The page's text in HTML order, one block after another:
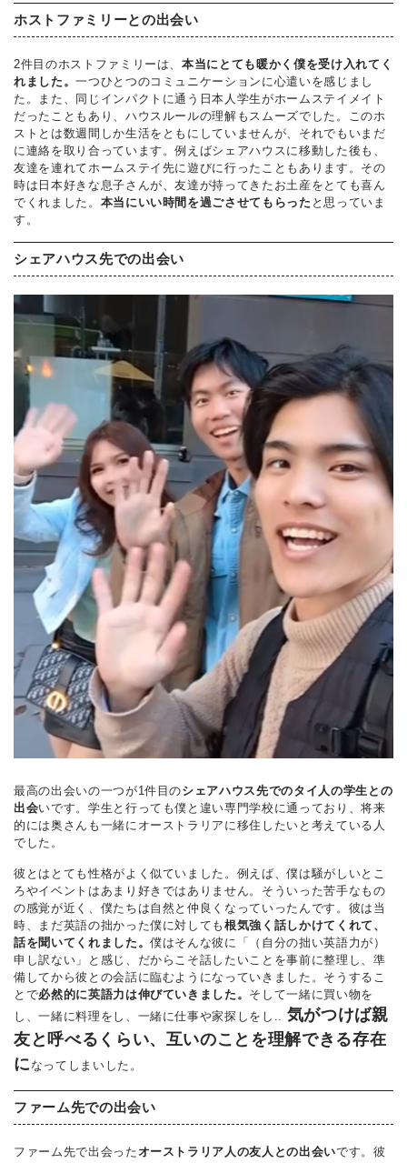
ホストファミリーとの出会い
2件目のホストファミリーは、本当にとても暖かく僕を受け入れてく
れました。一つひとつのコミュニケーションに心遣いを感じまし
た。また、同じインパクトに通う日本人学生がホームステイメイト
だったこともあり、ハウスルールの理解もスムーズでした。このホ
ストとは数週間しか生活をともにしていませんが、それでもいまだ
に連絡を取り合っています。例えばシェアハウスに移動した後も、
友達を連れてホームステイ先に遊びに行ったこともあります。その
時は日本好きな息子さんが、友達が持ってきたお土産をとても喜ん
でくれました。 本当にいい時間を過ごさせてもらった と思っていま
す。
シェアハウス先での出会い
最高の出会いの一つが1件目のシェアハウス先でのタイ人の学生との
出会いです。学生と行っても僕と違い専門学校に通っており、将来
的には奥さんも一緒にオーストラリアに移住したいと考えている人
でした。
彼とはとても性格がよく似ていました。例えば、僕は騒がしいとこ
ろやイベントはあまり好きではありません。そういった苦手なもの
の感覚が近く、僕たちは自然と仲良くなっていったんです。彼は当
時、まだ英語の拙かった僕に対しても根気強く話しかけてくれて、
話を聞いてくれました。僕はそんな彼に「（自分の拙い英語力が）
申し訳ない」と感じ、だからこそ話したいことを事前に整理し、準
備してから彼との会話に臨むようになっていきました。そうするこ
とで必然的に英語力は伸びていきました。 そして一緒に買い物を
し、一緒に料理をし、一緒に仕事や家探しをし.. 気がつけば親
友と呼べるくらい、互いのことを理解できる存在
に なってしまいした。
ファーム先での出会い
ファーム先で出会ったオーストラリア人の友人との出会いです。彼